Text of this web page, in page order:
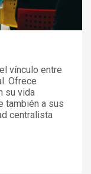
vínculo entre
Ofrece
su vida
también a sus
centralista